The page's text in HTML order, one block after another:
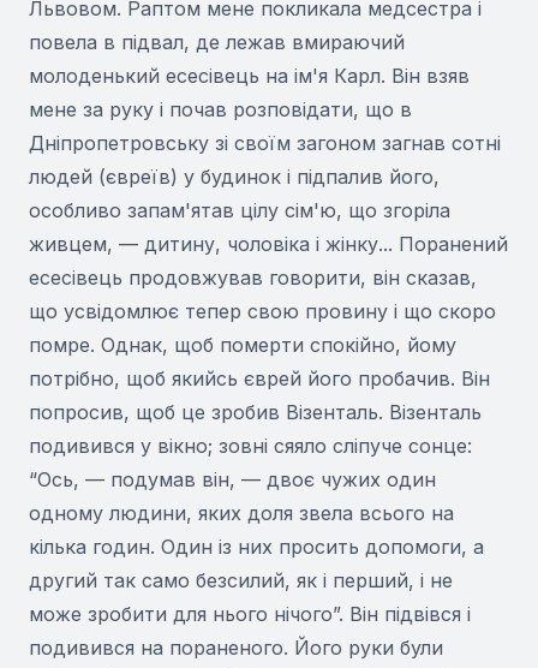
Львовом. Раптом мене покликала медсестра і
повела в підвал, де лежав вмираючий
молоденький есесівець на ім'я Карл. Він взяв
мене за руку і почав розповідати, що в
Дніпропетровську зі своїм загоном загнав сотні
людей (євреїв) у будинок і підпалив його,
особливо запам'ятав цілу сім'ю, що згоріла
живцем, — дитину, чоловіка і жінку... Поранений
есесівець продовжував говорити, він сказав,
що усвідомлює тепер свою провину і що скоро
помре. Однак, щоб померти спокійно, йому
потрібно, щоб якийсь єврей його пробачив. Він
попросив, щоб це зробив Візенталь. Візенталь
подивився у вікно; зовні сяяло сліпуче сонце:
“Ось, — подумав він, — двоє чужих один
одному людини, яких доля звела всього на
кілька годин. Один із них просить допомоги, а
другий так само безсилий, як і перший, і не
може зробити для нього нічого”. Він підвівся і
подивився на пораненого. Його руки були